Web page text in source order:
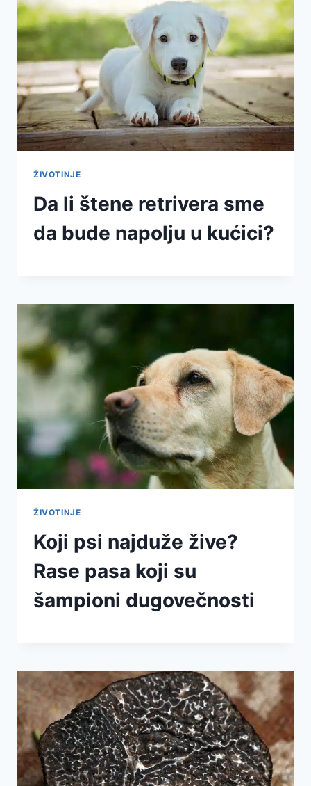
ŽIVOTINJE
Da li štene retrivera sme
da bude napolju u kućici?
ŽIVOTINJE
Koji psi najduže žive?
Rase pasa koji su
šampioni dugovečnosti